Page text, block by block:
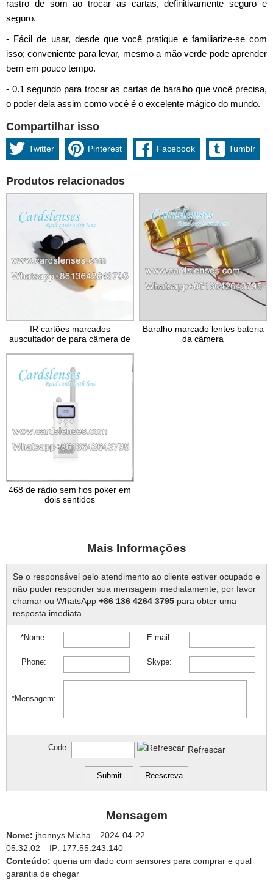
rastro de som ao trocar as cartas, definitivamente seguro e
seguro.
- Fácil de usar, desde que você pratique e familiarize-se com
isso; conveniente para levar, mesmo a mão verde pode aprender
bem em pouco tempo.
- 0.1 segundo para trocar as cartas de baralho que você precisa,
o poder dela assim como você é o excelente mágico do mundo.
Compartilhar isso
Twitter Pinterest Facebook Tumblr
Produtos relacionados
IR cartões marcados
auscultador de para câmera de
Baralho marcado lentes bateria
da câmera
468 de rádio sem fios poker em
dois sentidos
Mais Informações
Se o responsável pelo atendimento ao cliente estiver ocupado e
não puder responder sua mensagem imediatamente, por favor
chamar ou WhatsApp +86 136 4264 3795 para obter uma
resposta imediata.
*Nome: E-mail:
Phone: Skype:
*Mensagem:
Code: Refrescar
Mensagem
Nome: jhonnys Micha
2024-04-22
05:32:02
IP: 177.55.243.140
Conteúdo: queria um dado com sensores para comprar e qual
garantia de chegar